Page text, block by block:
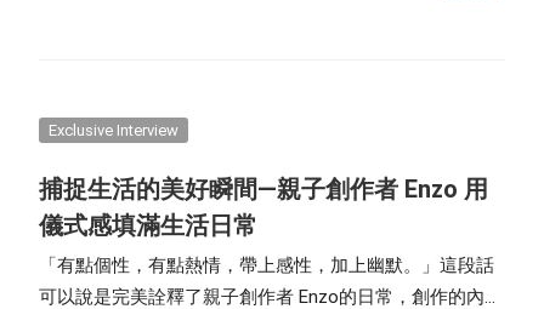
Exclusive Interview
捕捉生活的美好瞬間—親子創作者 Enzo 用
儀式感填滿生活日常
「有點個性，有點熱情，帶上感性，加上幽默。」這段話
可以說是完美詮釋了親子創作者 Enzo的日常，創作的內容